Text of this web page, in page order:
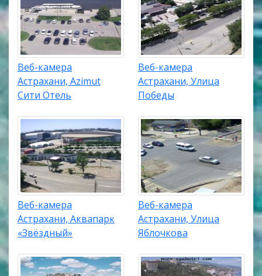
Веб-камера
Астрахани, Azimut
Сити Отель
Веб-камера
Астрахани, Улица
Победы
Веб-камера
Астрахани, Аквапарк
«Звёздный»
Веб-камера
Астрахани, Улица
Яблочкова